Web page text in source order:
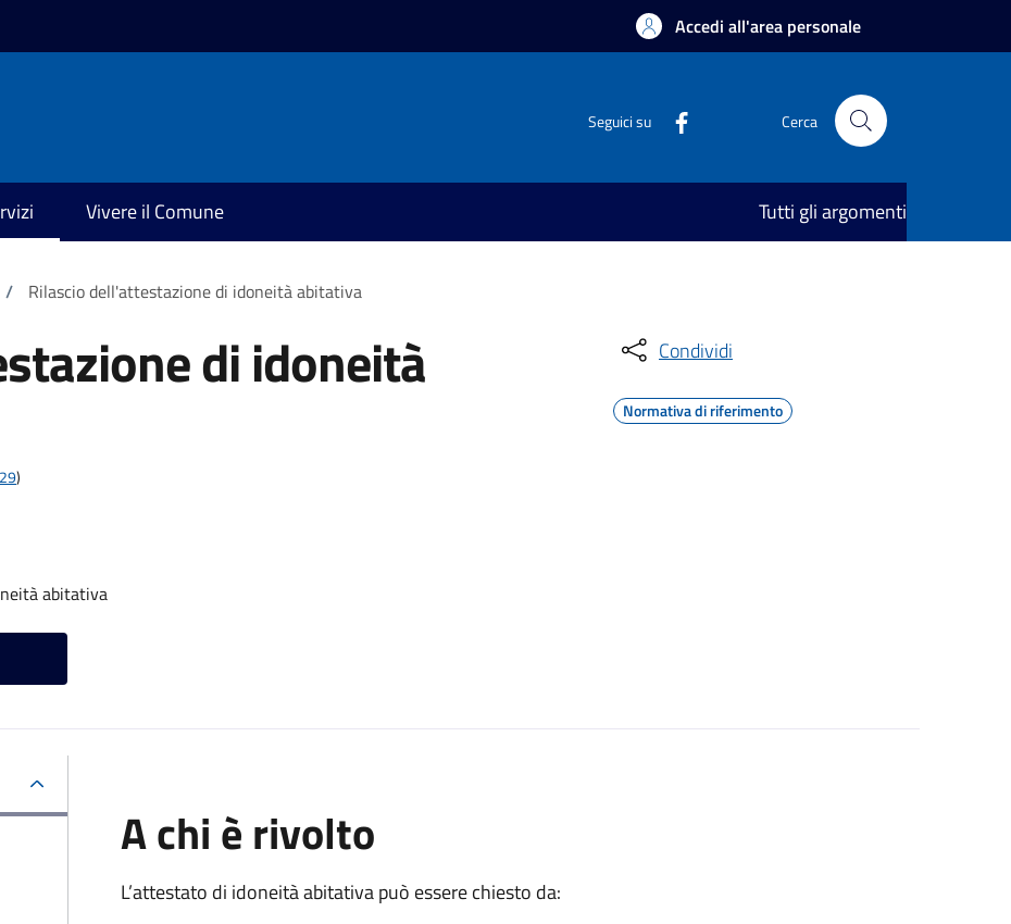
Accedi all'area personale
Seguici su Cerca
Vivere il Comune Tutti gli argomenti
/ Rilascio dell'attestazione di idoneità abitativa
di idoneità
)
abitativa
Condividi
Normativa di riferimento
A chi è rivolto
L’attestato di idoneità abitativa può essere chiesto da: